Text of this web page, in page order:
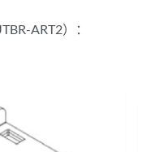
ART2）：